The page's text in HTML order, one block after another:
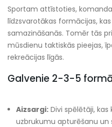
Sportam attīstoties,
līdzsvarotākas formācijas,
samazināšanās. Tomēr tās
mūsdienu taktiskās pieejas,
rekreācijas līgās.
Galvenie 2-3-5
Aizsargi: Divi spēlētāji,
uzbrukumu apturēšanu un